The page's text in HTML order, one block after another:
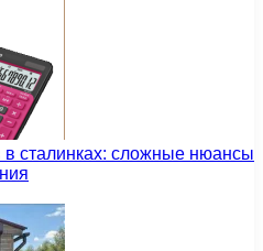
в сталинках: сложные нюансы